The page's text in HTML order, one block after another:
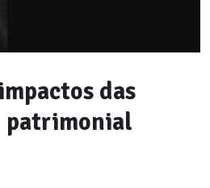
das
patrimonial
estão divididos
possibilidades e
riscos em sala de aula,